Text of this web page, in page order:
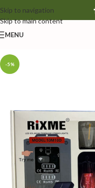
Skip to navigation
Skip to main content
MENU
-5%